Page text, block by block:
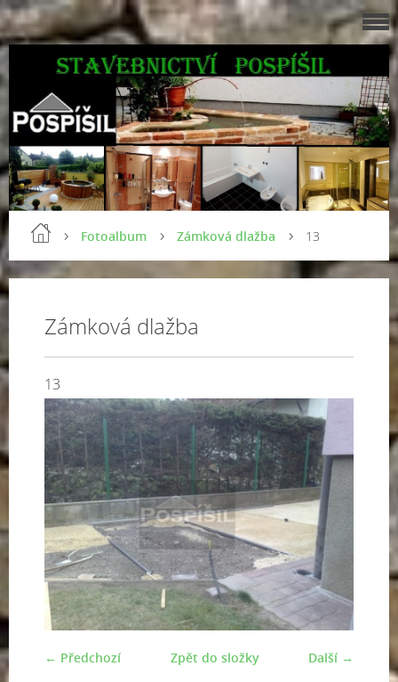
Fotoalbum Zámková dlažba 13
Zámková dlažba
13
← Předchozí Další →
Zpět do složky